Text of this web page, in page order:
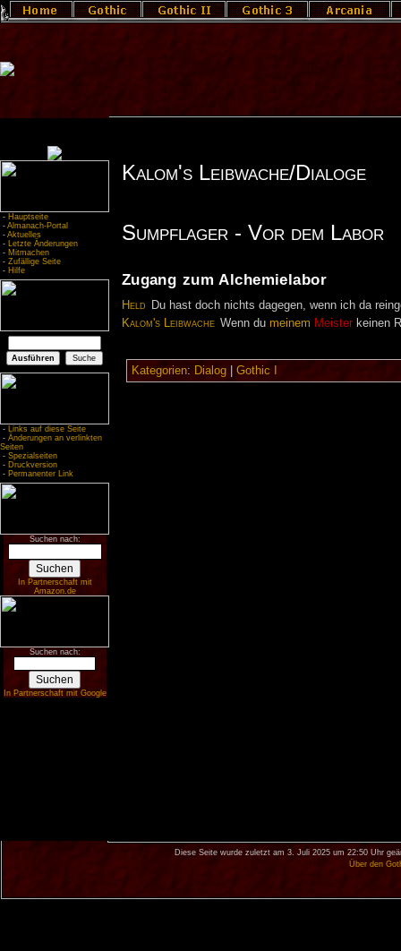
- Hauptseite
- Almanach-Portal
- Aktuelles
- Letzte Änderungen
- Mitmachen
- Zufällige Seite
- Hilfe
- Links auf diese Seite
- Änderungen an verlinkten
Seiten
- Spezialseiten
- Druckversion
- Permanenter Link
Suchen nach:
In Partnerschaft mit
Amazon.de
Suchen nach:
In Partnerschaft mit Google
Kalom's Leibwache/Dialoge
Sumpflager - Vor dem Labor
Zugang zum Alchemielabor
Held
Du hast doch nichts dagegen, wenn ich da
Kalom's Leibwache Wenn du meinem Meister keinen
Kategorien: Dialog| Gothic I
Diese Seite wurde zuletzt am 3. Juli 2025 um 22:50 Uhr
Über den